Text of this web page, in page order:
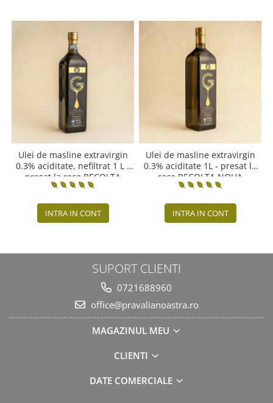
Ulei de masline extravirgin
0.3% aciditate, nefiltrat 1 L -
presat la rece RECOLTA
NOUA
INTRA IN CONT
Ulei de masline extravirgin
0.3% aciditate 1L - presat la
rece RECOLTA NOUA
INTRA IN CONT
SUPORT CLIENTI
0721688960
office@pravalianoastra.ro
MAGAZINUL MEU
CLIENTI
DATE COMERCIALE